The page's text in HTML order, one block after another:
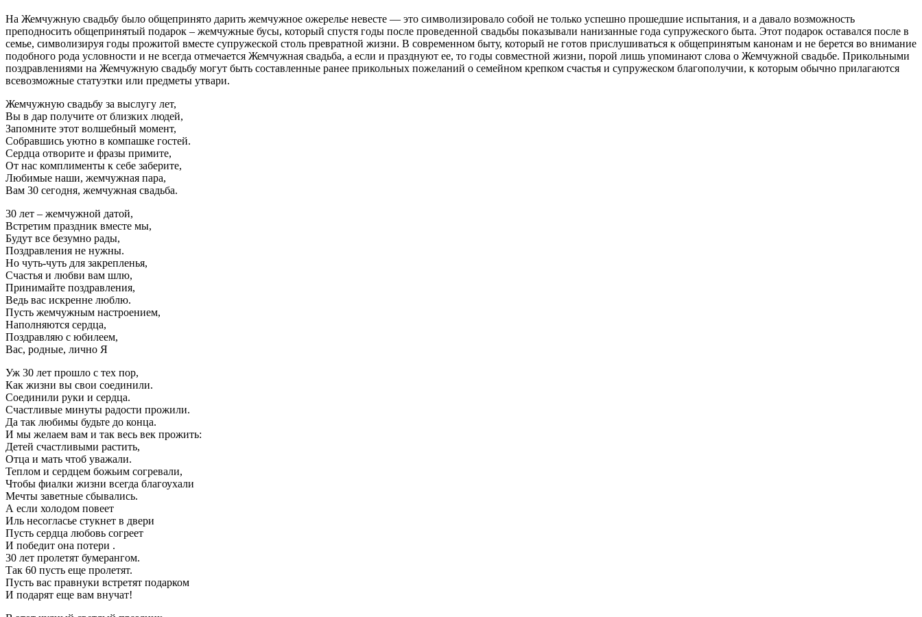
На Жемчужную свадьбу было общепринято дарить жемчужное ожерелье невесте — это символизировало собой не только успешно прошедшие испытания, и а давало возможность
преподносить общепринятый подарок – жемчужные бусы, который спустя годы после проведенной свадьбы показывали нанизанные года супружеского быта. Этот подарок оставался после в
семье, символизируя годы прожитой вместе супружеской столь превратной жизни. В современном быту, который не готов прислушиваться к общепринятым канонам и не берется во внимание
подобного рода условности и не всегда отмечается Жемчужная свадьба, а если и празднуют ее, то годы совместной жизни, порой лишь упоминают слова о Жемчужной свадьбе. Прикольными
поздравлениями на Жемчужную свадьбу могут быть составленные ранее прикольных пожеланий о семейном крепком счастья и супружеском благополучии, к которым обычно прилагаются
всевозможные статуэтки или предметы утвари.
Жемчужную свадьбу за выслугу лет,
Вы в дар получите от близких людей,
Запомните этот волшебный момент,
Собравшись уютно в компашке гостей.
Сердца отворите и фразы примите,
От нас комплименты к себе заберите,
Любимые наши, жемчужная пара,
Вам 30 сегодня, жемчужная свадьба.
30 лет – жемчужной датой,
Встретим праздник вместе мы,
Будут все безумно рады,
Поздравления не нужны.
Но чуть-чуть для закрепленья,
Счастья и любви вам шлю,
Принимайте поздравления,
Ведь вас искренне люблю.
Пусть жемчужным настроением,
Наполняются сердца,
Поздравляю с юбилеем,
Вас, родные, лично Я
Уж 30 лет прошло с тех пор,
Как жизни вы свои соединили.
Соединили руки и сердца.
Счастливые минуты радости прожили.
Да так любимы будьте до конца.
И мы желаем вам и так весь век прожить:
Детей счастливыми растить,
Отца и мать чтоб уважали.
Теплом и сердцем божьим согревали,
Чтобы фиалки жизни всегда благоухали
Мечты заветные сбывались.
А если холодом повеет
Иль несогласье стукнет в двери
Пусть сердца любовь согреет
И победит она потери .
30 лет пролетят бумерангом.
Так 60 пусть еще пролетят.
Пусть вас правнуки встретят подарком
И подарят еще вам внучат!